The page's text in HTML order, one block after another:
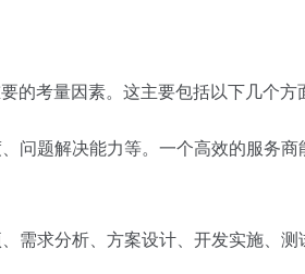
的考量因素。这主要包括以下几个方
问题解决能力等。一个高效的服务商
需求分析、方案设计、开发实施、